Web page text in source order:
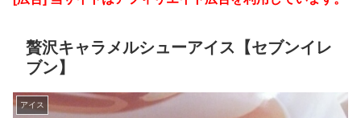
贅沢キャラメルシューアイス【セブンイレ
ブン】
アイス